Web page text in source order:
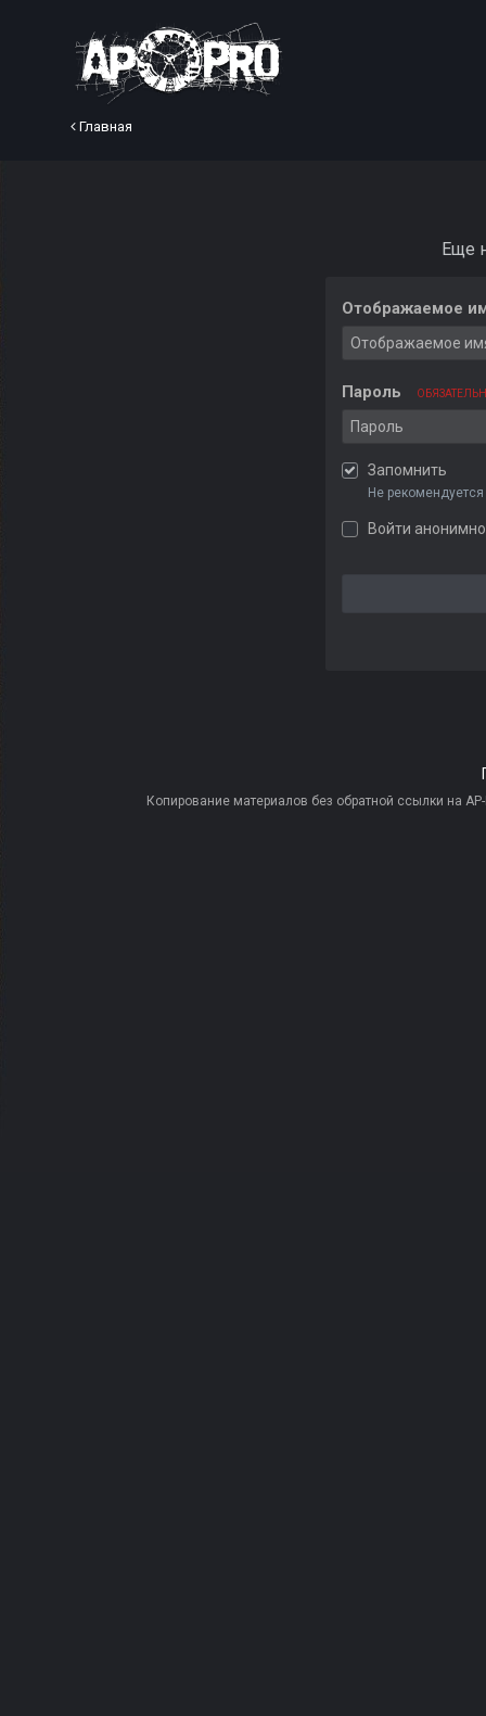
Главная
Еще
Отображаемое
Пароль
Запомнить
Не
Войти анонимно
Копирование материалов без обратной ссылки на